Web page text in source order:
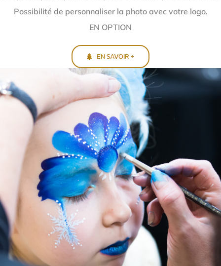
Possibilité de personnaliser la photo avec votre logo.
EN OPTION
EN SAVOIR +